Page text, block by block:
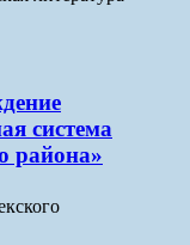
система
района»